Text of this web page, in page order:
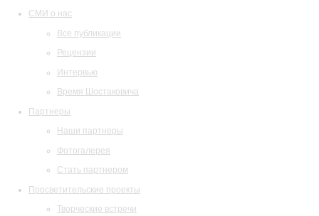
СМИ о нас
Все публикации
Рецензии
Интервью
Время Шостаковича
Партнеры
Наши партнеры
Фотогалерея
Стать партнером
Просветительские проекты
Творческие встречи